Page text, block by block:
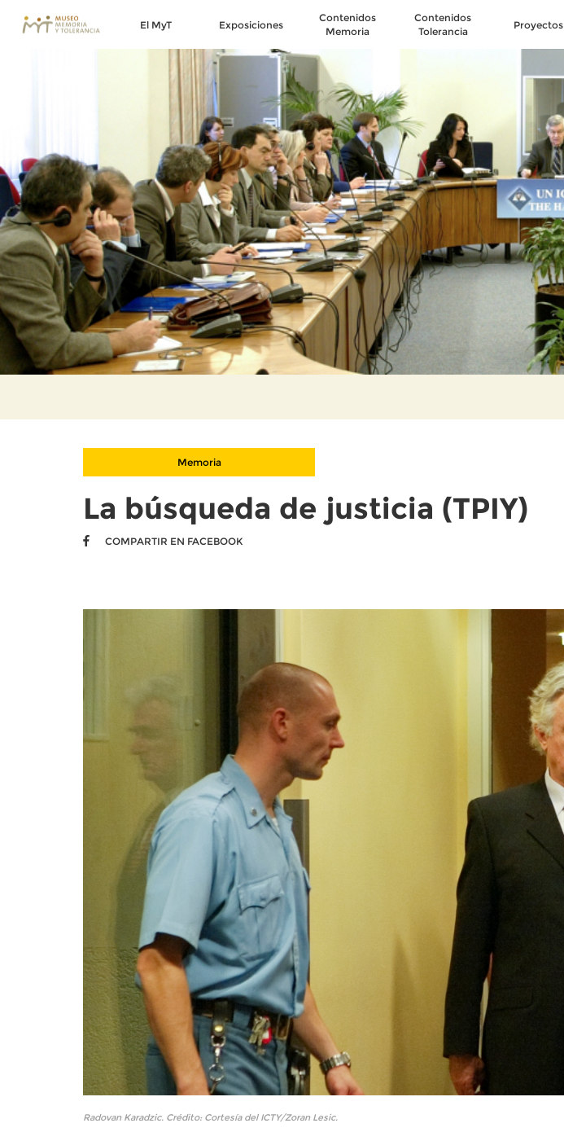
El MyT Exposiciones
Contenidos
Memoria
Contenidos
Tolerancia
Proyectos
Memoria
La búsqueda de justicia (TPIY)
COMPARTIR EN FACEBOOK
Radovan Karadzic. Crédito: Cortesía del ICTY/Zoran Lesic.